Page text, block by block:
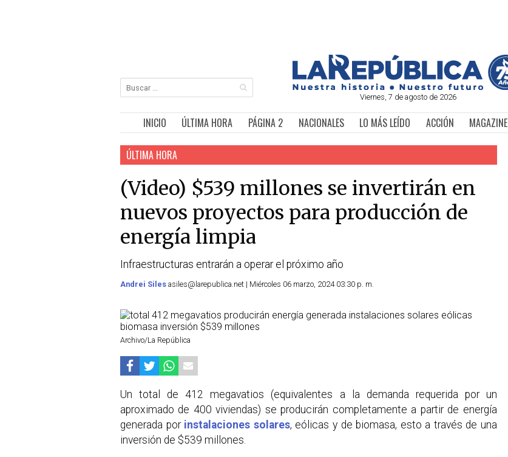
Viernes, 7 de agosto de 2026
INICIO ÚLTIMA HORA PÁGINA 2 NACIONALES LO MÁS LEÍDO ACCIÓN MAGAZINE
ÚLTIMA HORA
(Video) $539 millones se invertirán en
nuevos proyectos para producción de
energía limpia
Infraestructuras entrarán a operar el próximo año
Andrei Siles asiles@larepublica.net | Miércoles 06 marzo, 2024 03:30 p. m.
Archivo/La República
Un total de 412 megavatios (equivalentes a la demanda requerida por un
aproximado de 400 viviendas) se producirán completamente a partir de energía
generada por instalaciones solares, eólicas y de biomasa, esto a través de una
inversión de $539 millones.